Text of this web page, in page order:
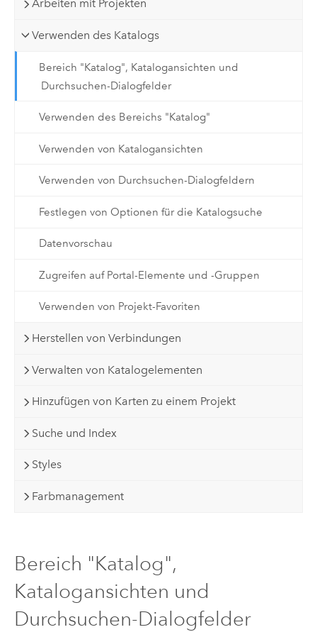
Arbeiten mit Projekten
Verwenden des Katalogs
Bereich "Katalog", Katalogansichten und
Durchsuchen-Dialogfelder
Verwenden des Bereichs "Katalog"
Verwenden von Katalogansichten
Verwenden von Durchsuchen-Dialogfeldern
Festlegen von Optionen für die Katalogsuche
Datenvorschau
Zugreifen auf Portal-Elemente und -Gruppen
Verwenden von Projekt-Favoriten
Herstellen von Verbindungen
Verwalten von Katalogelementen
Hinzufügen von Karten zu einem Projekt
Suche und Index
Styles
Farbmanagement
Bereich "Katalog",
Katalogansichten und
Durchsuchen-Dialogfelder